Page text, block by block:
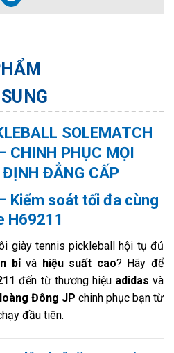
SOLEMATCH
CHINH PHỤC MỌI
ĐẲNG CẤP
Kiểm soát tối đa cùng
H69211
giày tennis pickleball hội tụ đủ
bỉvà hiệu suất cao? Hãy để
đến từ thương hiệu adidas và
Đông JP chinh phục bạn từ
đầu tiên.